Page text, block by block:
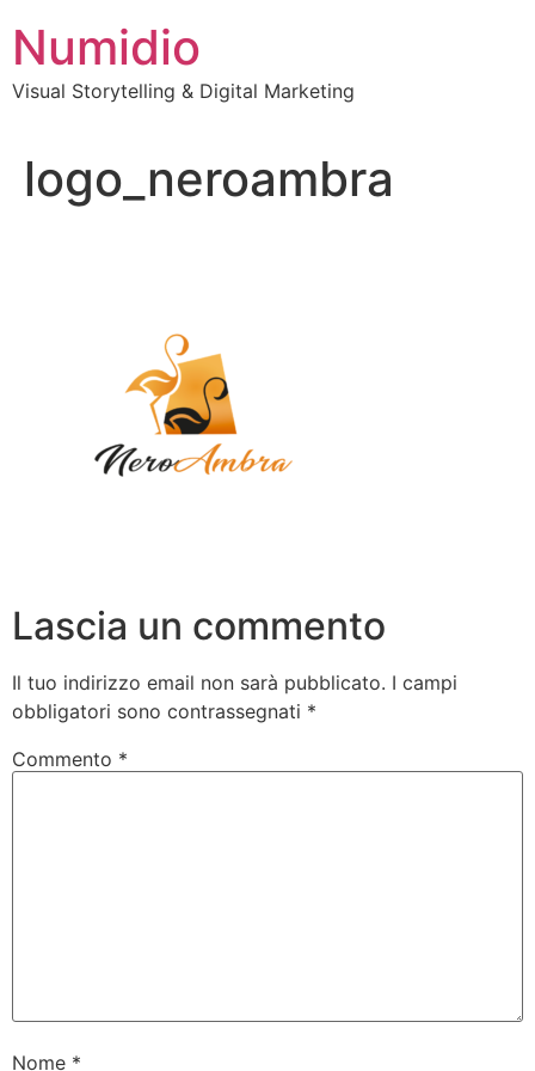
contenuto
Numidio
Visual Storytelling & Digital Marketing
logo_neroambra
Lascia un commento
Il tuo indirizzo email non sarà pubblicato. I campi
obbligatori sono contrassegnati *
Commento *
Nome *